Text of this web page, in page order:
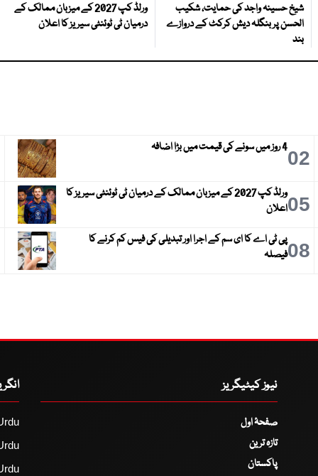
شیخ حسینہ واجد کی حمایت، شکیب
الحسن پر بنگلہ دیش کرکٹ کے دروازے
بند
ورلڈ کپ 2027 کے میزبان ممالک کے
درمیان ٹی ٹوئنٹی سیریز کا اعلان
024 روز میں سونے کی قیمت میں بڑا اضافہ
05
ورلڈ کپ 2027 کے میزبان ممالک کے درمیان ٹی ٹوئنٹی سیریز کا
اعلان
08پی ٹی اے کا ای سم کے اجرا اور تبدیلی کی فیس کم کرنے کا
فیصلہ
نیوز کیٹیگریز
صفحۂ اول
تازہ ترین
پاکستان